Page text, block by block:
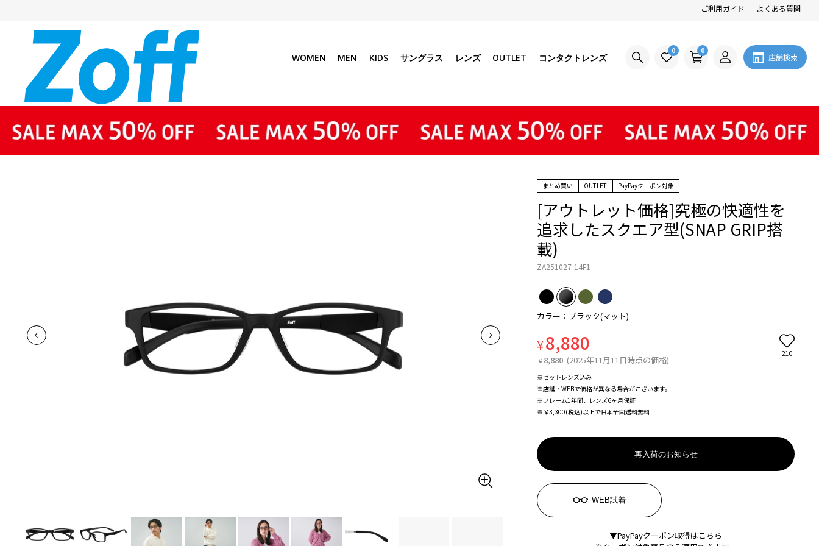
ご利用ガイド よくある質問
WOMEN MEN KIDS サングラス レンズ OUTLET コンタクトレンズ
0 0
店舗検索
まとめ買い OUTLET PayPayクーポン対象
[アウトレット価格]究極の快適性を
追求したスクエア型(SNAP GRIP搭
載)
ZA251027-14F1
カラー：ブラック(マット)
¥8,880
¥ 8,880 (2025年11月11日時点の価格)
210
※セットレンズ込み
※店舗・WEBで価格が異なる場合がこざいます。
※フレーム1年間、レンズ6ヶ月保証
※￥3,300(税込)以上で日本全国送料無料
再入荷のお知らせ
WEB試着
▼PayPayクーポン取得はこちら